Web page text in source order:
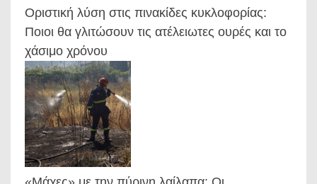
Οριστική λύση στις πινακίδες κυκλοφορίας:
Ποιοι θα γλιτώσουν τις ατέλειωτες ουρές και το
χάσιμο χρόνου